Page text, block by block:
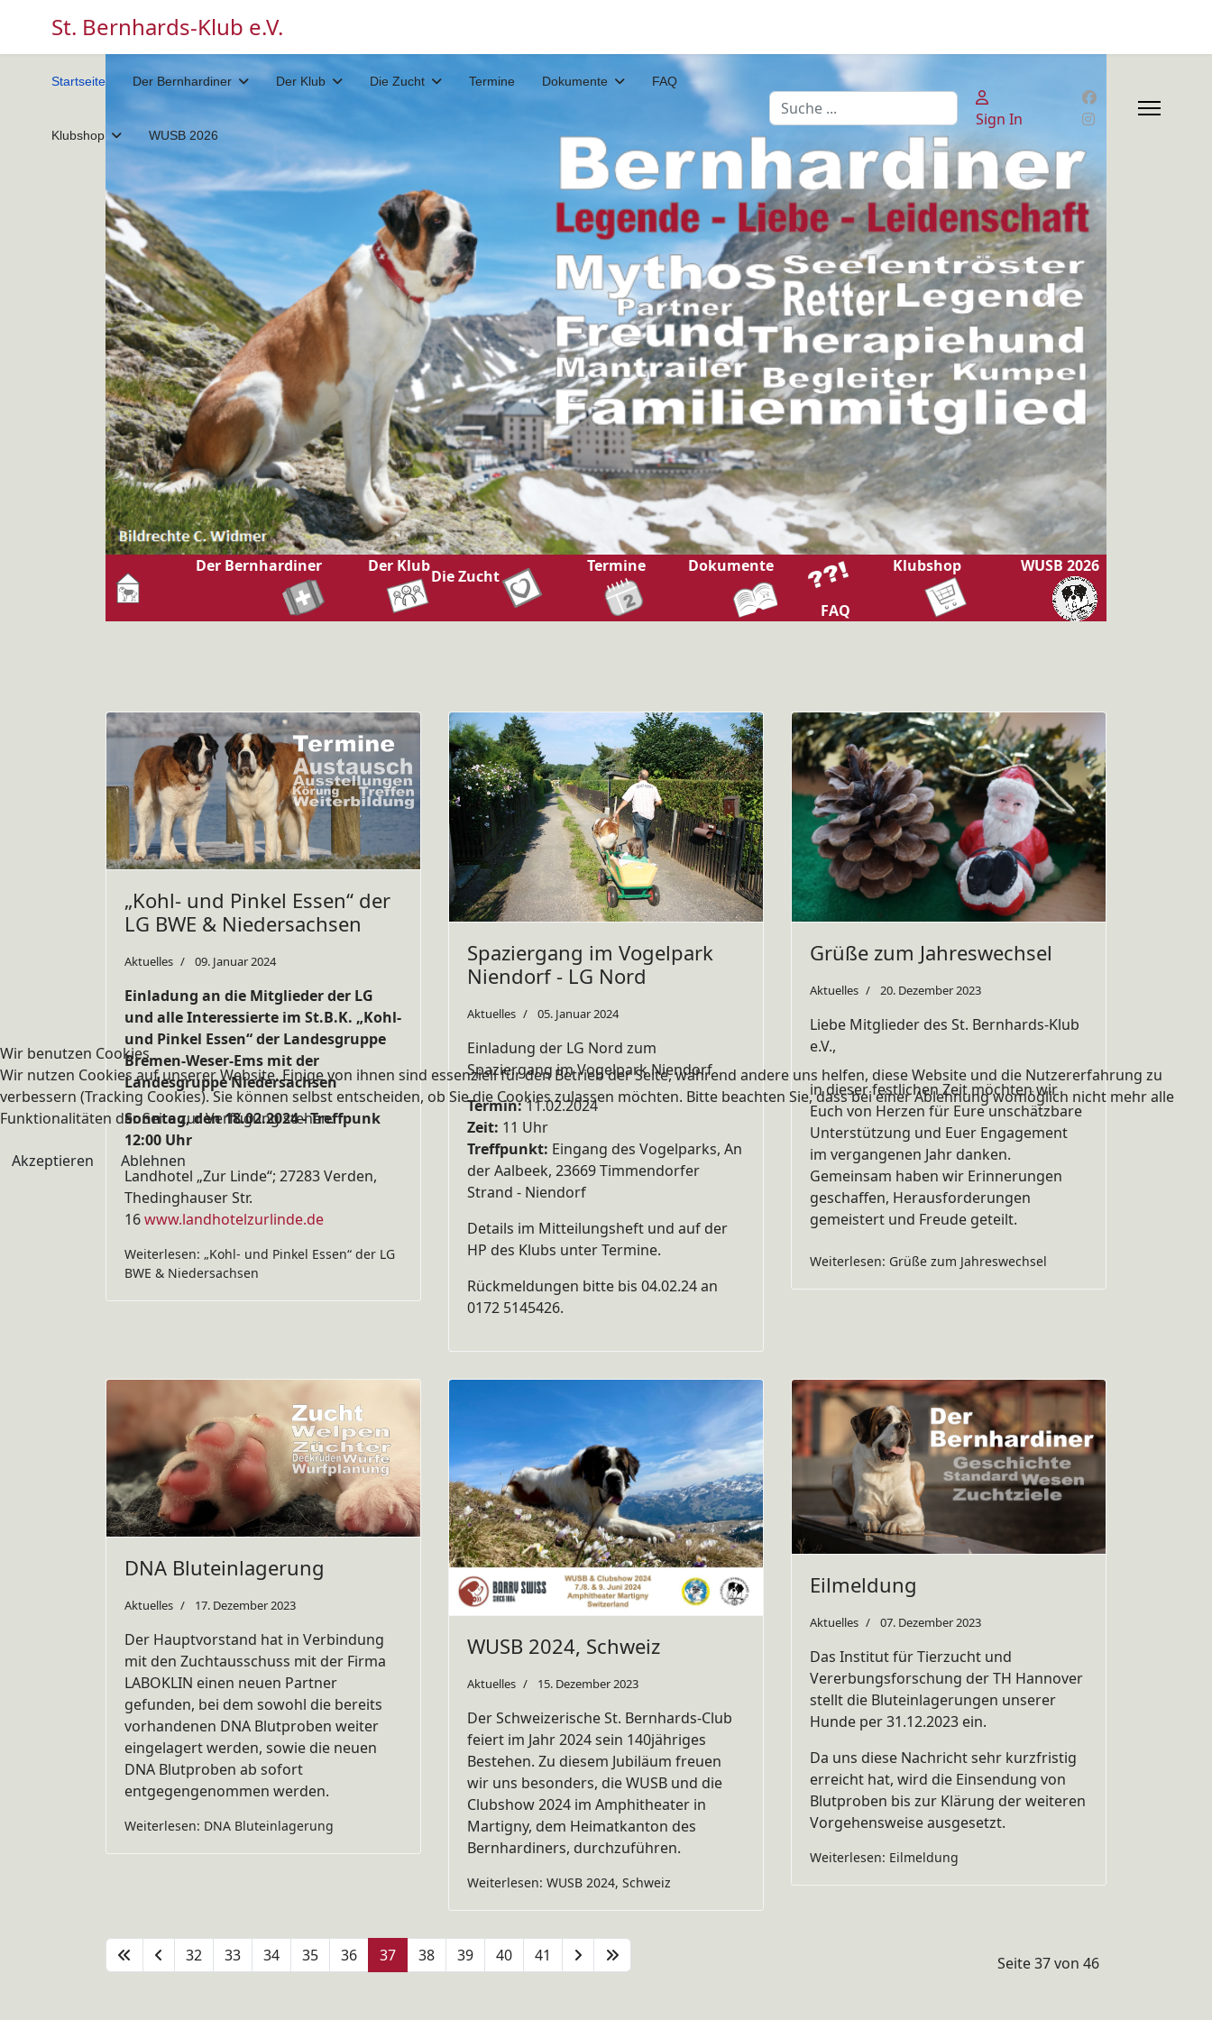
St. Bernhards-Klub e.V.
Startseite Der Bernhardiner Der Klub Die Zucht Termine Dokumente FAQ
Klubshop WUSB 2026
Suchen
Sign In
Der Bernhardiner Der Klub
Die Zucht
Termine Dokumente
FAQ
Klubshop WUSB 2026
„Kohl- und Pinkel Essen“ der
LG BWE & Niedersachsen
Aktuelles 09. Januar 2024
Einladung an die Mitglieder der LG
und alle Interessierte im St.B.K. „Kohl-
und Pinkel Essen“ der Landesgruppe
Bremen-Weser-Ems mit der
Landesgruppe Niedersachsen
Sonntag, den 18.02.2024 - Treffpunk
12:00 Uhr
Landhotel „Zur Linde“; 27283 Verden,
Thedinghauser Str.
16www.landhotelzurlinde.de
Weiterlesen: „Kohl- und Pinkel Essen“ der LG
BWE & Niedersachsen
Spaziergang im Vogelpark
Niendorf - LG Nord
Aktuelles 05. Januar 2024
Einladung der LG Nord zum
Spaziergang im Vogelpark Niendorf
Termin:11.02.2024
Zeit: 11 Uhr
Treffpunkt: Eingang des Vogelparks, An
der Aalbeek, 23669 Timmendorfer
Strand - Niendorf
Details im Mitteilungsheft und auf der
HP des Klubs unter Termine.
Rückmeldungen bitte bis 04.02.24 an
0172 5145426.
Grüße zum Jahreswechsel
Aktuelles 20. Dezember 2023
Liebe Mitglieder des St. Bernhards-Klub
e.V.,
in dieser festlichen Zeit möchten wir
Euch von Herzen für Eure unschätzbare
Unterstützung und Euer Engagement
im vergangenen Jahr danken.
Gemeinsam haben wir Erinnerungen
geschaffen, Herausforderungen
gemeistert und Freude geteilt.
Weiterlesen: Grüße zum Jahreswechsel
DNA Bluteinlagerung
Aktuelles 17. Dezember 2023
Der Hauptvorstand hat in Verbindung
mit den Zuchtausschuss mit der Firma
LABOKLIN einen neuen Partner
gefunden, bei dem sowohl die bereits
vorhandenen DNA Blutproben weiter
eingelagert werden, sowie die neuen
DNA Blutproben ab sofort
entgegengenommen werden.
Weiterlesen: DNA Bluteinlagerung
WUSB 2024, Schweiz
Aktuelles 15. Dezember 2023
Der Schweizerische St. Bernhards-Club
feiert im Jahr 2024 sein 140jähriges
Bestehen. Zu diesem Jubiläum freuen
wir uns besonders, die WUSB und die
Clubshow 2024 im Amphitheater in
Martigny, dem Heimatkanton des
Bernhardiners, durchzuführen.
Weiterlesen: WUSB 2024, Schweiz
Eilmeldung
Aktuelles 07. Dezember 2023
Das Institut für Tierzucht und
Vererbungsforschung der TH Hannover
stellt die Bluteinlagerungen unserer
Hunde per 31.12.2023 ein.
Da uns diese Nachricht sehr kurzfristig
erreicht hat, wird die Einsendung von
Blutproben bis zur Klärung der weiteren
Vorgehensweise ausgesetzt.
Weiterlesen: Eilmeldung
Seite 37 von 46
32 33 34 35 36 37 38 39 40 41
Wir benutzen Cookies
Wir nutzen Cookies auf unserer Website. Einige von ihnen sind essenziell für den Betrieb der Seite, während andere uns helfen, diese Website und die Nutzererfahrung zu
verbessern (Tracking Cookies). Sie können selbst entscheiden, ob Sie die Cookies zulassen möchten. Bitte beachten Sie, dass bei einer Ablehnung womöglich nicht mehr alle
Funktionalitäten der Seite zur Verfügung stehen.
Akzeptieren Ablehnen